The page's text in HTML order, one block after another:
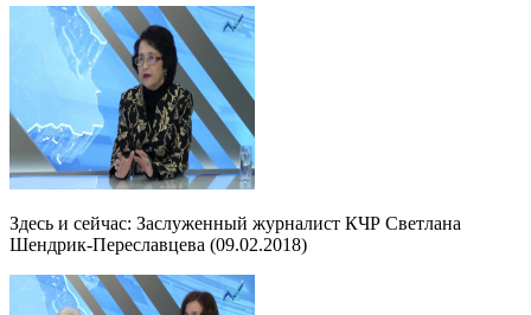
Здесь и сейчас: Заслуженный журналист КЧР Светлана
Шендрик-Переславцева (09.02.2018)